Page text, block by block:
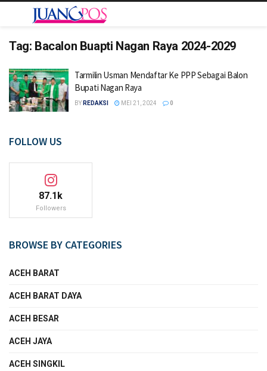
Tag: Bacalon Buapti Nagan Raya 2024-2029
Tarmilin Usman Mendaftar Ke PPP Sebagai Balon
Bupati Nagan Raya
BY REDAKSI MEI 21, 2024 0
FOLLOW US
87.1k
Followers
BROWSE BY CATEGORIES
ACEH BARAT
ACEH BARAT DAYA
ACEH BESAR
ACEH JAYA
ACEH SINGKIL